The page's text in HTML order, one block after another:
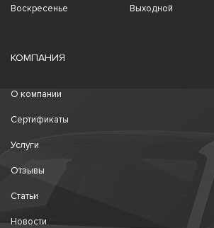
Воскресенье Выходной
КОМПАНИЯ
О компании
Сертификаты
Услуги
Отзывы
Статьи
Новости